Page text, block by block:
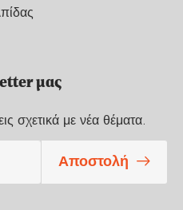
μας
σχετικά με νέα θέματα.
Αποστολή